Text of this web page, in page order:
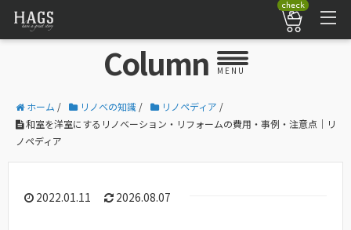
check
Column MENU
ホーム / リノベの知識 / リノペディア /
和室を洋室にするリノベーション・リフォームの費用・事例・注意点｜リ
ノペディア
2022.01.11 2026.08.07